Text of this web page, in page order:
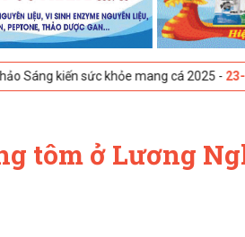
sức khỏe mang cá 2025 -23-04-2025
tôm ở Lương